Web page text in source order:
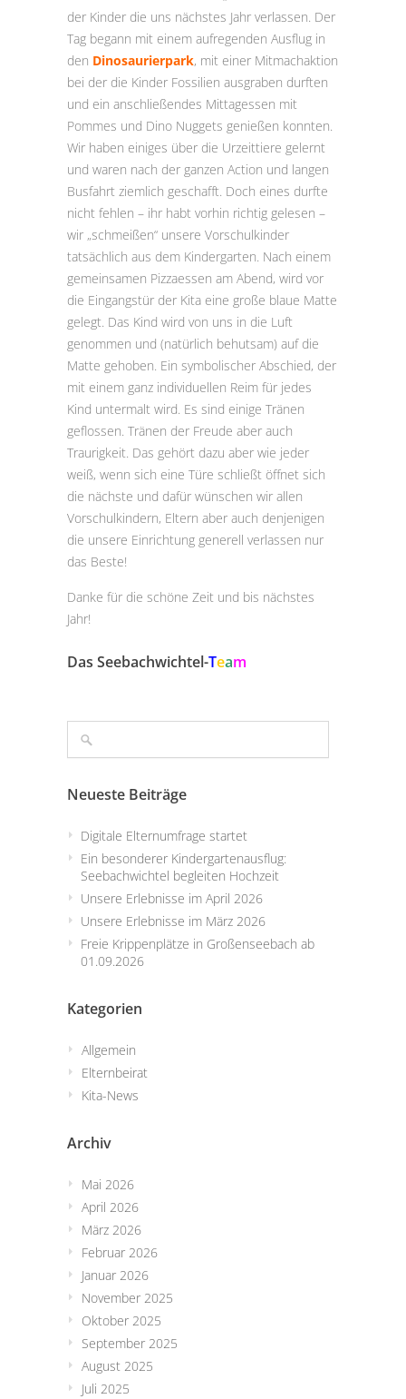
der Kinder die uns nächstes Jahr verlassen. Der
Tag begann mit einem aufregenden Ausflug in
den Dinosaurierpark, mit einer Mitmachaktion
bei der die Kinder Fossilien ausgraben durften
und ein anschließendes Mittagessen mit
Pommes und Dino Nuggets genießen konnten.
Wir haben einiges über die Urzeittiere gelernt
und waren nach der ganzen Action und langen
Busfahrt ziemlich geschafft. Doch eines durfte
nicht fehlen – ihr habt vorhin richtig gelesen –
wir „schmeißen“ unsere Vorschulkinder
tatsächlich aus dem Kindergarten. Nach einem
gemeinsamen Pizzaessen am Abend, wird vor
die Eingangstür der Kita eine große blaue Matte
gelegt. Das Kind wird von uns in die Luft
genommen und (natürlich behutsam) auf die
Matte gehoben. Ein symbolischer Abschied, der
mit einem ganz individuellen Reim für jedes
Kind untermalt wird. Es sind einige Tränen
geflossen. Tränen der Freude aber auch
Traurigkeit. Das gehört dazu aber wie jeder
weiß, wenn sich eine Türe schließt öffnet sich
die nächste und dafür wünschen wir allen
Vorschulkindern, Eltern aber auch denjenigen
die unsere Einrichtung generell verlassen nur
das Beste!
Danke für die schöne Zeit und bis nächstes
Jahr!
Das Seebachwichtel-Team
Neueste Beiträge
Digitale Elternumfrage startet
Ein besonderer Kindergartenausflug:
Seebachwichtel begleiten Hochzeit
Unsere Erlebnisse im April 2026
Unsere Erlebnisse im März 2026
Freie Krippenplätze in Großenseebach ab
01.09.2026
Kategorien
Allgemein
Elternbeirat
Kita-News
Archiv
Mai 2026
April 2026
März 2026
Februar 2026
Januar 2026
November 2025
Oktober 2025
September 2025
August 2025
Juli 2025